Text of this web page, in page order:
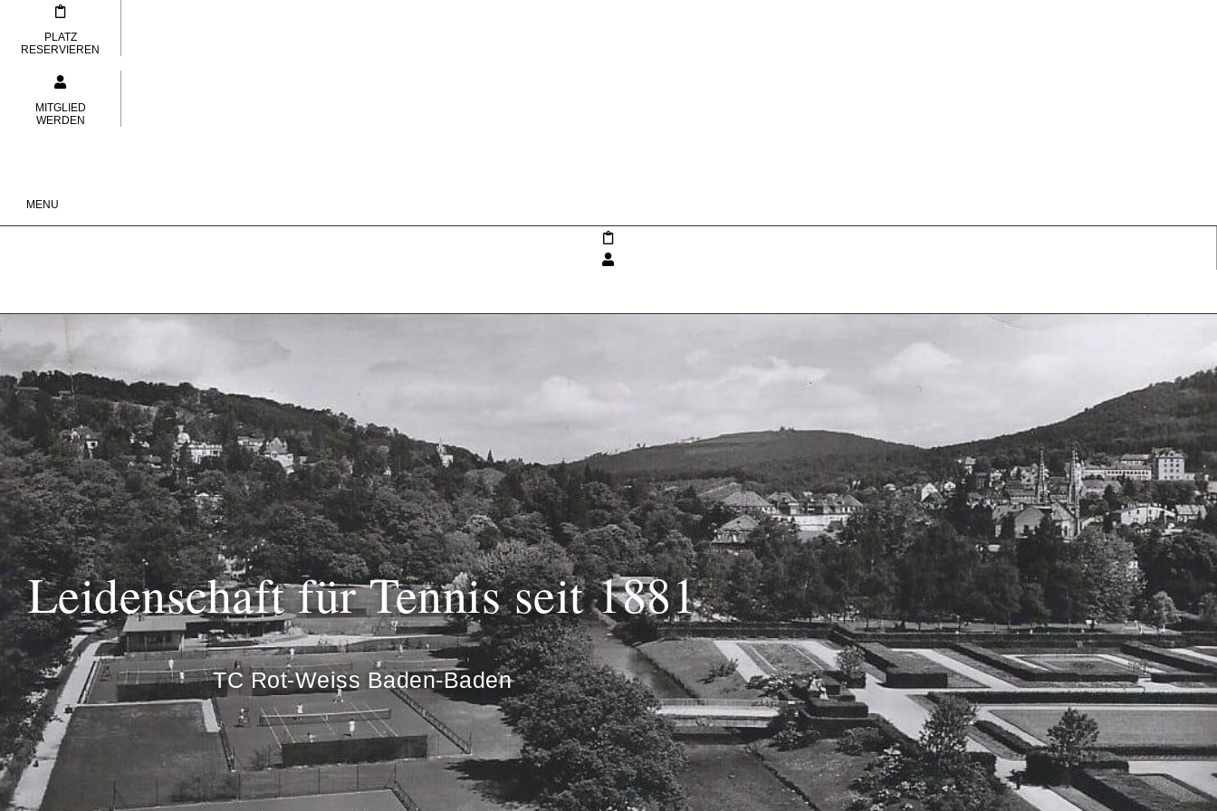
springen
PLATZ
RESERVIEREN
MITGLIED
WERDEN
MENU
Leidenschaft für Tennis seit 1881
TC Rot-Weiss Baden-Baden